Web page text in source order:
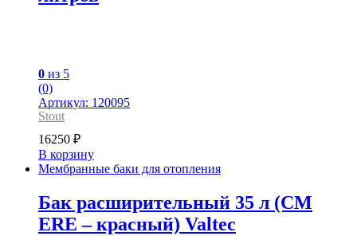
0 из 5
(0)
Артикул: 120095
Stout
16250 ₽
В корзину
Мембранные баки для отопления
Бак расширительный 35 л (СМ
ERE – красный) Valtec